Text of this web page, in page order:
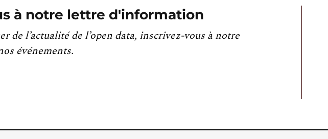
à notre lettre d'information
de l’actualité de l’open data, inscrivez-vous à notre
événements.